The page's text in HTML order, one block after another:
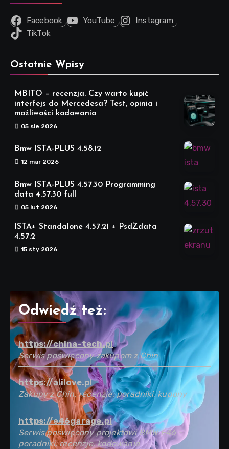
Facebook YouTube
Instagram
TikTok
Ostatnie Wpisy
MBITO – recenzja. Czy warto kupić
interfejs do Mercedesa? Test, opinia i
możliwości kodowania
05 sie 2026
Bmw ISTA-PLUS 4.58.12
12 mar 2026
Bmw ISTA-PLUS 4.57.30 Programming
data 4.57.30 full
05 lut 2026
ISTA+ Standalone 4.57.21 + PsdZdata
4.57.2
15 sty 2026
Odwiedź też:
https://china-tech.pl
Serwis poświęcony zakupom z Chin
https://alilove.pl
Zakupy z Chin, recenzje, poradniki, kupony
https://e46garage.pl
Serwis poświęcony projektowi BMW E46 -
poradniki, recenzje, kodowanie